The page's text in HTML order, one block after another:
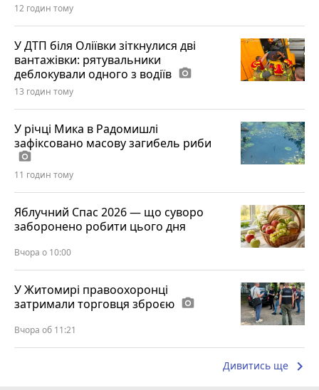
12 годин тому
У ДТП біля Оліївки зіткнулися дві
вантажівки: рятувальники
деблокували одного з водіїв photo_camera
13 годин тому
У річці Мика в Радомишлі
зафіксовано масову загибель риби
photo_camera
11 годин тому
Яблучний Спас 2026 — що суворо
заборонено робити цього дня
Вчора о 10:00
У Житомирі правоохоронці
затримали торговця зброєю photo_camera
Вчора об 11:21
Дивитись ще keyboard_arrow_right